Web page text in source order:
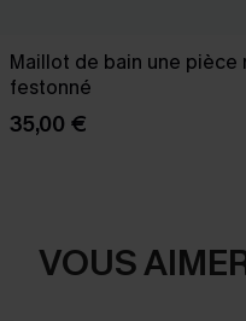
Maillot de bain une pièce
festonné
35,00 €
VOUS